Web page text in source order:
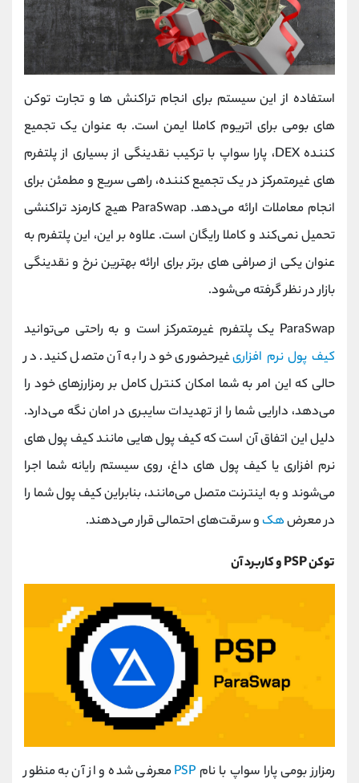
استفاده از این سیستم برای انجام تراکنش‌ ها و تجارت توکن‌
های بومی برای اتریوم کاملا ایمن است. به عنوان یک تجمیع
کننده DEX، پارا سواپ با ترکیب نقدینگی از بسیاری از پلتفرم‌
های غیرمتمرکز در یک تجمیع‌ کننده، راهی سریع و مطمئن برای
انجام معاملات ارائه می‌دهد. ParaSwap هیچ کارمزد تراکنشی
تحمیل نمی‌کند و کاملا رایگان است. علاوه بر این، این پلتفرم به
عنوان یکی از صرافی‌ های برتر برای ارائه بهترین نرخ و نقدینگی
بازار در نظر گرفته می‌شود.
ParaSwap یک پلتفرم غیرمتمرکز است و به راحتی می‌توانید
کیف پول نرم افزاریغیرحضوری خود را به آن متصل کنید. در
حالی که این امر به شما امکان کنترل کامل بر رمزارزهای خود را
می‌دهد، دارایی شما را از تهدیدات سایبری در امان نگه می‌دارد.
دلیل این اتفاق آن است که کیف پول‌ هایی مانند کیف پول‌ های
نرم افزاری یا کیف پول‌ های داغ، روی سیستم رایانه شما اجرا
می‌شوند و به اینترنت متصل می‌مانند، بنابراین کیف پول شما را
در معرضهک و سرقت‌های احتمالی قرار می‌دهند.
توکن PSP و کاربرد آن
رمزارز بومی پارا سواپ با نامPSPمعرفی شده و از آن به منظور